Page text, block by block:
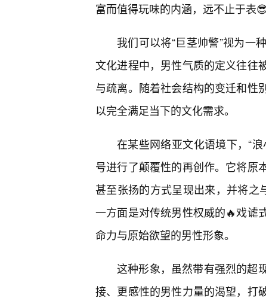
富而值得玩味的内涵，远不止于表
我们可以将“巨茎帅警”视为一
文化进程中，男性气质的定义往往
与疏离。随着社会结构的变迁和性
以完全满足当下的文化需求。
在某些网络亚文化语境下，“
号进行了颠覆性的再创作。它将原
甚至张扬的方式呈现出来，并将之
一方面是对传统男性权威的🔥戏谑
命力与原始欲望的男性形象。
这种形象，虽然带有强烈的超
接、更感性的男性力量的渴望，打